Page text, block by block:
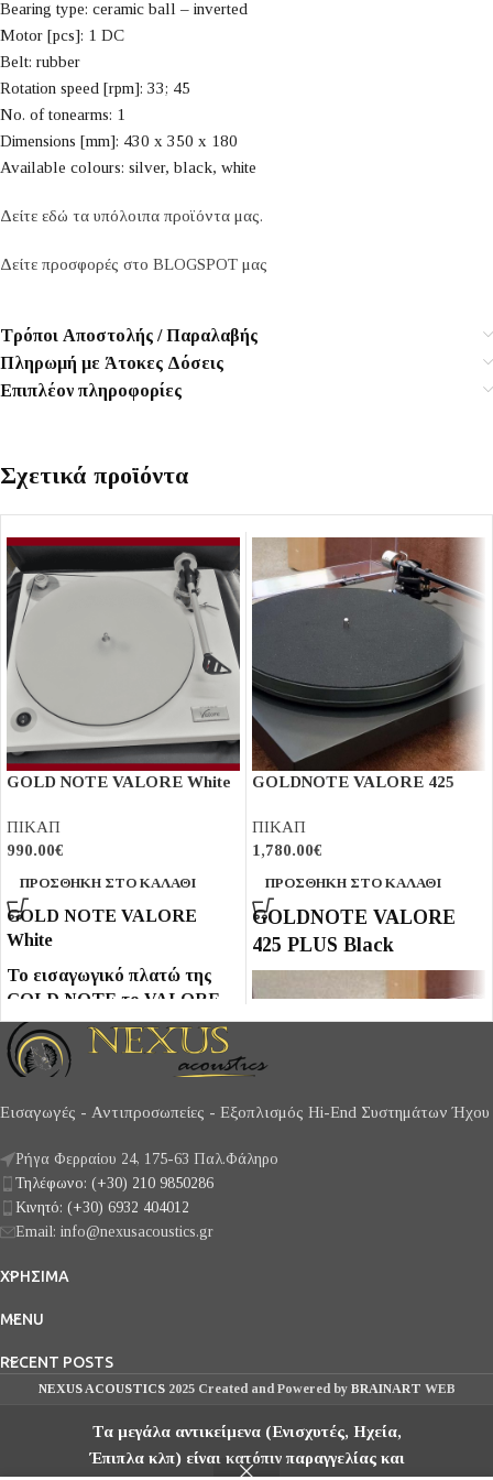
Τα μεγάλα αντικείμενα (Ενισχυτές, Ηχεία,
Έπιπλα κλπ) είναι κατόπιν παραγγελίας και
Bearing type: ceramic ball – inverted
Motor [pcs]: 1 DC
Belt: rubber
Rotation speed [rpm]: 33; 45
No. of tonearms: 1
Dimensions [mm]: 430 x 350 x 180
Available colours: silver, black, white
Δείτε εδώ τα υπόλοιπα προϊόντα μας.
Δείτε προσφορές στο BLOGSPOT μας
Τρόποι Αποστολής / Παραλαβής
Πληρωμή με Άτοκες Δόσεις
Επιπλέον πληροφορίες
Σχετικά προϊόντα
GOLD NOTE VALORE White
ΠΙΚΑΠ
990.00€
ΠΡΟΣΘΉΚΗ ΣΤΟ ΚΑΛΆΘΙ
GOLD NOTE VALORE
White
Το εισαγωγικό πλατώ της
GOLD NOTE το VALORE
White εξοπλισμένο με τον
βραχίονα Β-5.1 και κεφαλή
MM την VASARI Red με 4
που ενθουσιάζει με την
τις γλυκές χροιες με άψογο
Timing. Mε moter 24pole AC
με μεγάλη ροπή, αθόρυβη
λειτουργία και σταθερή
που πολλά CD αδυνατούνε
GOLDNOTE VALORE 425
ΠΙΚΑΠ
1,780.00€
ΠΡΟΣΘΉΚΗ ΣΤΟ ΚΑΛΆΘΙ
GOLDNOTE VALORE
425 PLUS Black
Εισαγωγές - Αντιπροσωπείες - Εξοπλισμός Hi-End Συστημάτων Ήχου
Ρήγα Φερραίου 24, 175-63 Παλ.Φάληρο
Τηλέφωνο: (+30) 210 9850286
Κινητό: (+30) 6932 404012
Email: info@nexusacoustics.gr
ΧΡΗΣΙΜΑ
MENU
RECENT POSTS
NEXUS ACOUSTICS 2025 Created and Powered by BRAINART WEB